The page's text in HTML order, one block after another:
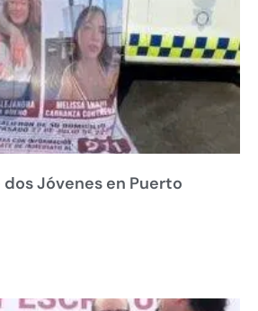
Jóvenes en Puerto